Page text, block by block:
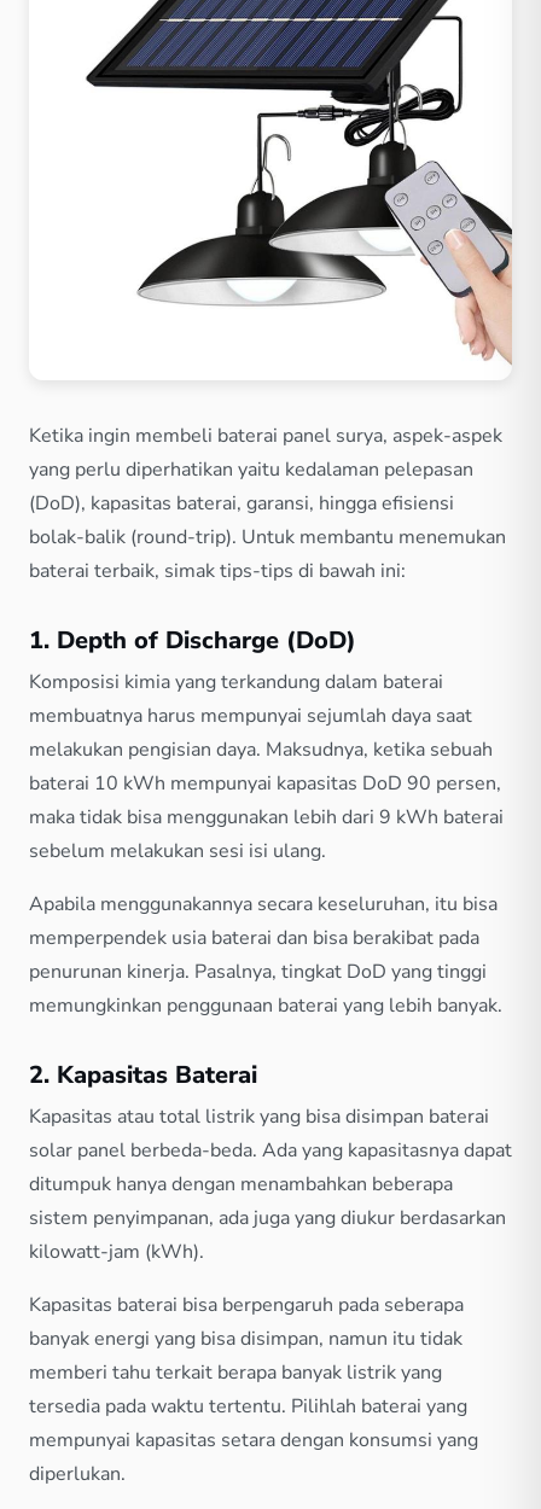
Ketika ingin membeli baterai panel surya, aspek-aspek
yang perlu diperhatikan yaitu kedalaman pelepasan
(DoD), kapasitas baterai, garansi, hingga efisiensi
bolak-balik (round-trip). Untuk membantu menemukan
baterai terbaik, simak tips-tips di bawah ini:
1. Depth of Discharge (DoD)
Komposisi kimia yang terkandung dalam baterai
membuatnya harus mempunyai sejumlah daya saat
melakukan pengisian daya. Maksudnya, ketika sebuah
baterai 10 kWh mempunyai kapasitas DoD 90 persen,
maka tidak bisa menggunakan lebih dari 9 kWh baterai
sebelum melakukan sesi isi ulang.
Apabila menggunakannya secara keseluruhan, itu bisa
memperpendek usia baterai dan bisa berakibat pada
penurunan kinerja. Pasalnya, tingkat DoD yang tinggi
memungkinkan penggunaan baterai yang lebih banyak.
2. Kapasitas Baterai
Kapasitas atau total listrik yang bisa disimpan baterai
solar panel berbeda-beda. Ada yang kapasitasnya dapat
ditumpuk hanya dengan menambahkan beberapa
sistem penyimpanan, ada juga yang diukur berdasarkan
kilowatt-jam (kWh).
Kapasitas baterai bisa berpengaruh pada seberapa
banyak energi yang bisa disimpan, namun itu tidak
memberi tahu terkait berapa banyak listrik yang
tersedia pada waktu tertentu. Pilihlah baterai yang
mempunyai kapasitas setara dengan konsumsi yang
diperlukan.